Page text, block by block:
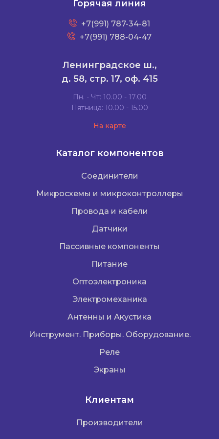
Горячая линия
+7(991) 787-34-81
+7(991) 788-04-47
Ленинградское ш.,
д. 58, стр. 17, оф. 415
Пн. - Чт: 10.00 - 17.00
Пятница: 10.00 - 15.00
На карте
Каталог компонентов
Соединители
Микросхемы и микроконтроллеры
Провода и кабели
Датчики
Пассивные компоненты
Питание
Оптоэлектроника
Электромеханика
Антенны и Акустика
Инструмент. Приборы. Оборудование.
Реле
Экраны
Клиентам
Производители